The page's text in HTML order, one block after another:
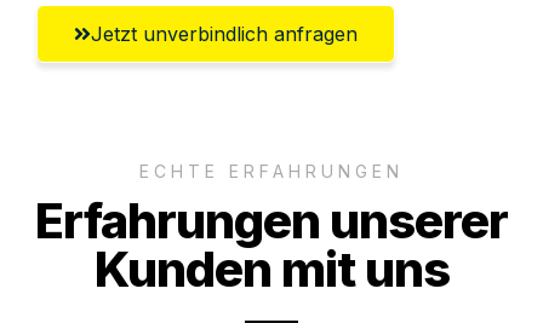
Jetzt unverbindlich anfragen
ECHTE ERFAHRUNGEN
Erfahrungen unserer
Kunden mit uns